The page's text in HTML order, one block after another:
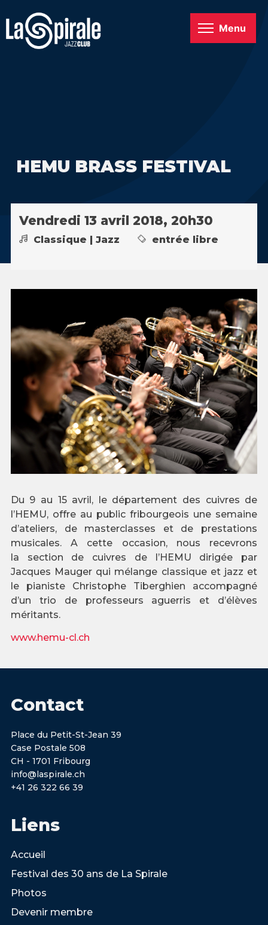
Menu
HEMU BRASS FESTIVAL
Vendredi 13 avril 2018, 20h30
Classique | Jazz entrée libre
Du 9 au 15 avril, le département des cuivres de
l’HEMU, offre au public fribourgeois une semaine
d’ateliers, de masterclasses et de prestations
musicales. A cette occasion, nous recevrons
la section de cuivres de l’HEMU dirigée par
Jacques Mauger qui mélange classique et jazz et
le pianiste Christophe Tiberghien accompagné
d’un trio de professeurs aguerris et d’élèves
méritants.
www.hemu-cl.ch
Contact
Place du Petit-St-Jean 39
Case Postale 508
CH - 1701 Fribourg
info@laspirale.ch
+41 26 322 66 39
Liens
Accueil
Festival des 30 ans de La Spirale
Photos
Devenir membre